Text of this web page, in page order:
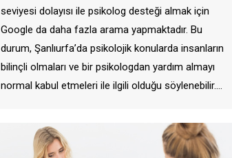
seviyesi dolayısı ile psikolog desteği almak için
Google da daha fazla arama yapmaktadır. Bu
durum, Şanlıurfa’da psikolojik konularda insanların
bilinçli olmaları ve bir psikologdan yardım almayı
normal kabul etmeleri ile ilgili olduğu söylenebilir.…